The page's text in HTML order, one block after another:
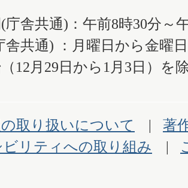
庁舎共通)：午前8時30分～
舎共通) ：月曜日から金曜
12月29日から1月3日）を
取り扱いについて
著
リティへの取り組み